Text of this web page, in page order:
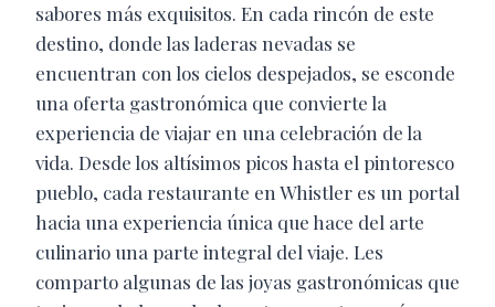
sabores más exquisitos. En cada rincón de este
destino, donde las laderas nevadas se
encuentran con los cielos despejados, se esconde
una oferta gastronómica que convierte la
experiencia de viajar en una celebración de la
vida. Desde los altísimos picos hasta el pintoresco
pueblo, cada restaurante en Whistler es un portal
hacia una experiencia única que hace del arte
culinario una parte integral del viaje. Les
comparto algunas de las joyas gastronómicas que